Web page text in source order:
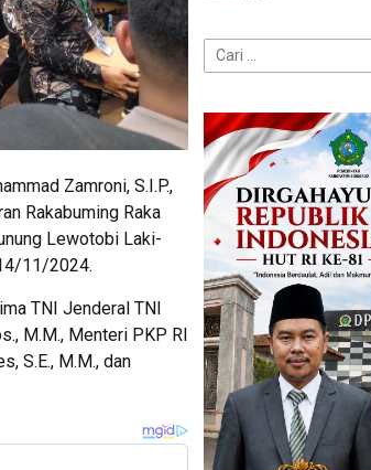
Zamroni, S.I.P.,
Rakabuming Raka
Lewotobi Laki-
11/2024.
TNI Jenderal TNI
M.M., Menteri PKP RI
S.E., M.M., dan
Cari
untuk: